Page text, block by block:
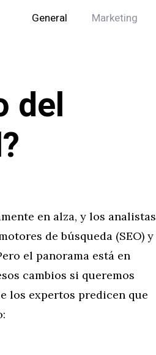
General Marketing
del
en alza, y los analistas
de búsqueda (SEO) y
el panorama está en
cambios si queremos
los expertos predicen que